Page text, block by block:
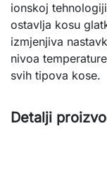
ionskoj
ostavlja kosu
izmjenjiva
nivoa
svih tipova kose.
Detalji